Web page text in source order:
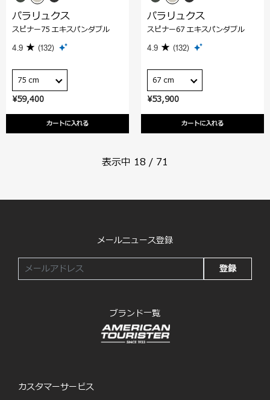
¥59,400
カートに入れる
パラリュクス
スピナー75 エキスパンダブル
4.9 (132)
75 cm
¥53,900
カートに入れる
パラリュクス
スピナー67 エキスパンダブル
4.9 (132)
67 cm
表示中 18 / 71
メールニュース登録
登録
ブランド一覧
カスタマーサービス